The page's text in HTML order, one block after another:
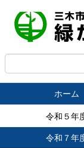
ホーム
令和５年
令和７年